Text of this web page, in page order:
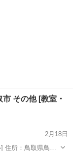
その他 [教室・
2月18日